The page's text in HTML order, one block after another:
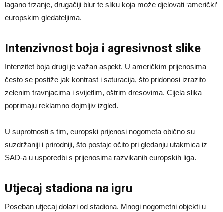
lagano trzanje, drugačiji blur te sliku koja može djelovati ‘američki’
europskim gledateljima.
Intenzivnost boja i agresivnost slike
Intenzitet boja drugi je važan aspekt. U američkim prijenosima
često se postiže jak kontrast i saturacija, što pridonosi izrazito
zelenim travnjacima i svijetlim, oštrim dresovima. Cijela slika
poprimaju reklamno dojmljiv izgled.
U suprotnosti s tim, europski prijenosi nogometa obično su
suzdržaniji i prirodniji, što postaje očito pri gledanju utakmica iz
SAD-a u usporedbi s prijenosima razvikanih europskih liga.
Utjecaj stadiona na igru
Poseban utjecaj dolazi od stadiona. Mnogi nogometni objekti u